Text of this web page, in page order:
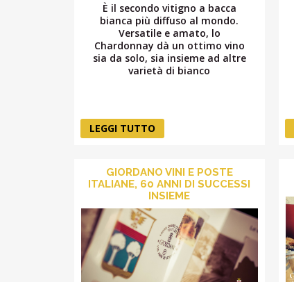
È il secondo vitigno a bacca
bianca più diffuso al mondo.
Versatile e amato, lo
Chardonnay dà un ottimo vino
sia da solo, sia insieme ad altre
varietà di bianco
LEGGI TUTTO
GIORDANO VINI E POSTE
ITALIANE, 60 ANNI DI SUCCESSI
INSIEME